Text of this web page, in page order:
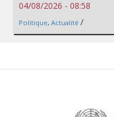
04/08/2026 - 08:58
Politique, Actualité /